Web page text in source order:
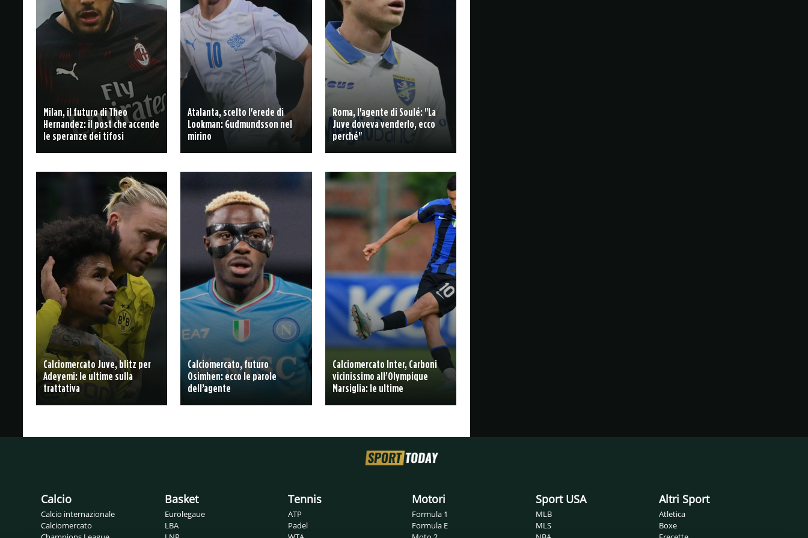
Milan, il futuro di Theo
Hernandez: il post che accende
le speranze dei tifosi
Atalanta, scelto l'erede di
Lookman: Gudmundsson nel
mirino
Roma, l'agente di Soulé: "La
Juve doveva venderlo, ecco
perché"
Calciomercato Juve, blitz per
Adeyemi: le ultime sulla
trattativa
Calciomercato, futuro
Osimhen: ecco le parole
dell’agente
Calciomercato Inter, Carboni
vicinissimo all’Olympique
Marsiglia: le ultime
Calcio
Calcio internazionale
Calciomercato
Basket
Eurolegaue
LBA
Tennis
ATP
Padel
Motori
Formula 1
Formula E
Sport USA
MLB
MLS
Altri Sport
Atletica
Boxe